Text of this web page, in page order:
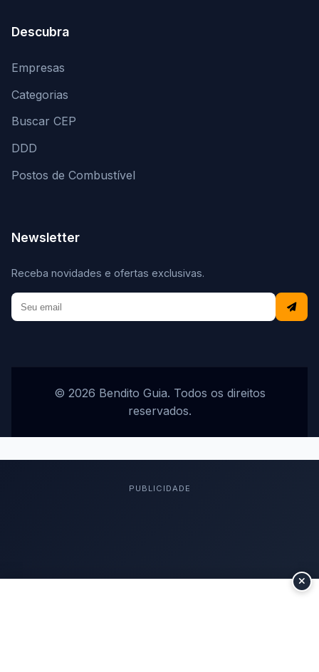
Descubra
Empresas
Categorias
Buscar CEP
DDD
Postos de Combustível
Newsletter
Receba novidades e ofertas exclusivas.
© 2026 Bendito Guia. Todos os direitos
reservados.